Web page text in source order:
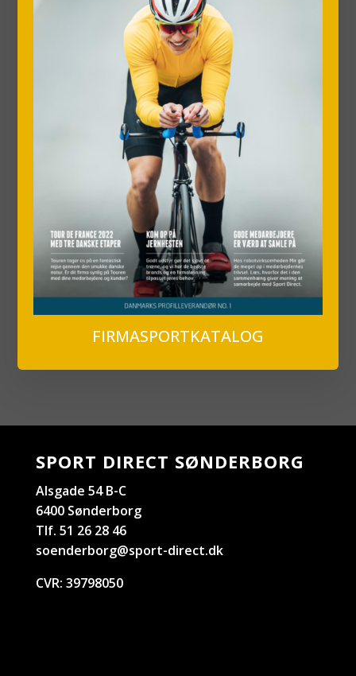
FIRMASPORTKATALOG
SPORT DIRECT SØNDERBORG
Alsgade 54 B-C
6400 Sønderborg
Tlf. 51 26 28 46
soenderborg@sport-direct.dk
CVR: 39798050